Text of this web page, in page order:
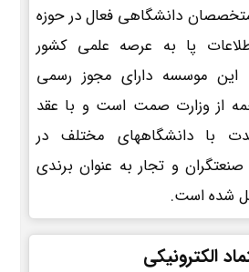
دانشگاهی فعال در حوزه
پا به عرصه علمی کشور
این موسسه دارای مجوز رسمی
از وزارت صمت است و با عقد
با دانشگاههای مختلف در
و تجار به عنوان برندی
شده است.
الکترونیکی